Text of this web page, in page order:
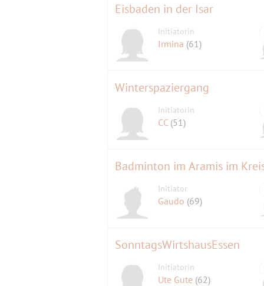
Eisbaden in der Isar
Initiatorin
Irmina (61)
Winterspaziergang
Initiatorin
CC (51)
Badminton im Aramis im
Initiator
Gaudo (69)
SonntagsWirtshausEssen
Initiatorin
Ute Gute (62)